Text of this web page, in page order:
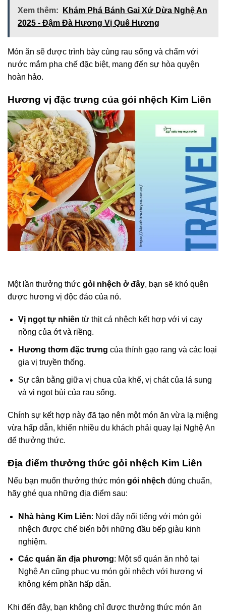
Xem thêm:
Khám Phá Bánh Gai Xứ Dừa Nghệ An
2025 - Đậm Đà Hương Vị Quê Hương
Món ăn sẽ được trình bày cùng rau sống và chấm với
nước mắm pha chế đặc biệt, mang đến sự hòa quyện
hoàn hảo.
Hương vị đặc trưng của gỏi nhệch Kim Liên
Một lần thưởng thức gỏi nhệch ở đây, bạn sẽ khó quên
được hương vị độc đáo của nó.
Vị ngọt tự nhiên từ thịt cá nhệch kết hợp với vị cay
nồng của ớt và riềng.
Hương thơm đặc trưng của thính gạo rang và các loại
gia vị truyền thống.
Sự cân bằng giữa vị chua của khế, vị chát của lá sung
và vị ngọt bùi của rau sống.
Chính sự kết hợp này đã tạo nên một món ăn vừa lạ miệng
vừa hấp dẫn, khiến nhiều du khách phải quay lại Nghệ An
để thưởng thức.
Địa điểm thưởng thức gỏi nhệch Kim Liên
Nếu bạn muốn thưởng thức món gỏi nhệch đúng chuẩn,
hãy ghé qua những địa điểm sau:
Nhà hàng Kim Liên: Nơi đây nổi tiếng với món gỏi
nhệch được chế biến bởi những đầu bếp giàu kinh
nghiệm.
Các quán ăn địa phương: Một số quán ăn nhỏ tại
Nghệ An cũng phục vụ món gỏi nhệch với hương vị
không kém phần hấp dẫn.
Khi đến đây, bạn không chỉ được thưởng thức món ăn